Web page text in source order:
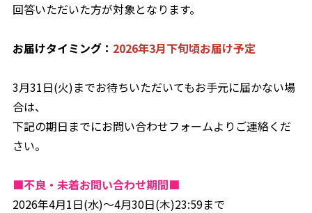
回答いただいた方が対象となります。
お届けタイミング： 2026年3月下旬頃お届け予定
3月31日(火)までお待ちいただいてもお手元に届かない場
合は、
下記の期日までにお問い合わせフォームよりご連絡くだ
さい。
■不良・未着お問い合わせ期間■
2026年4月1日(水)～4月30日(木)23:59まで